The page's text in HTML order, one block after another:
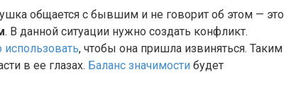
общается с бывшим и не говорит об этом — это
. В данной ситуации нужно создать конфликт.
, чтобы она пришла извиняться. Таким
в ее глазах. Баланс значимости будет